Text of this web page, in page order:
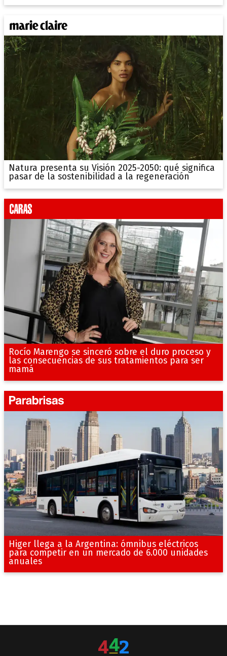
Natura presenta su Visión 2025-2050: qué significa
pasar de la sostenibilidad a la regeneración
Rocío Marengo se sinceró sobre el duro proceso y
las consecuencias de sus tratamientos para ser
mamá
Higer llega a la Argentina: ómnibus eléctricos
para competir en un mercado de 6.000 unidades
anuales